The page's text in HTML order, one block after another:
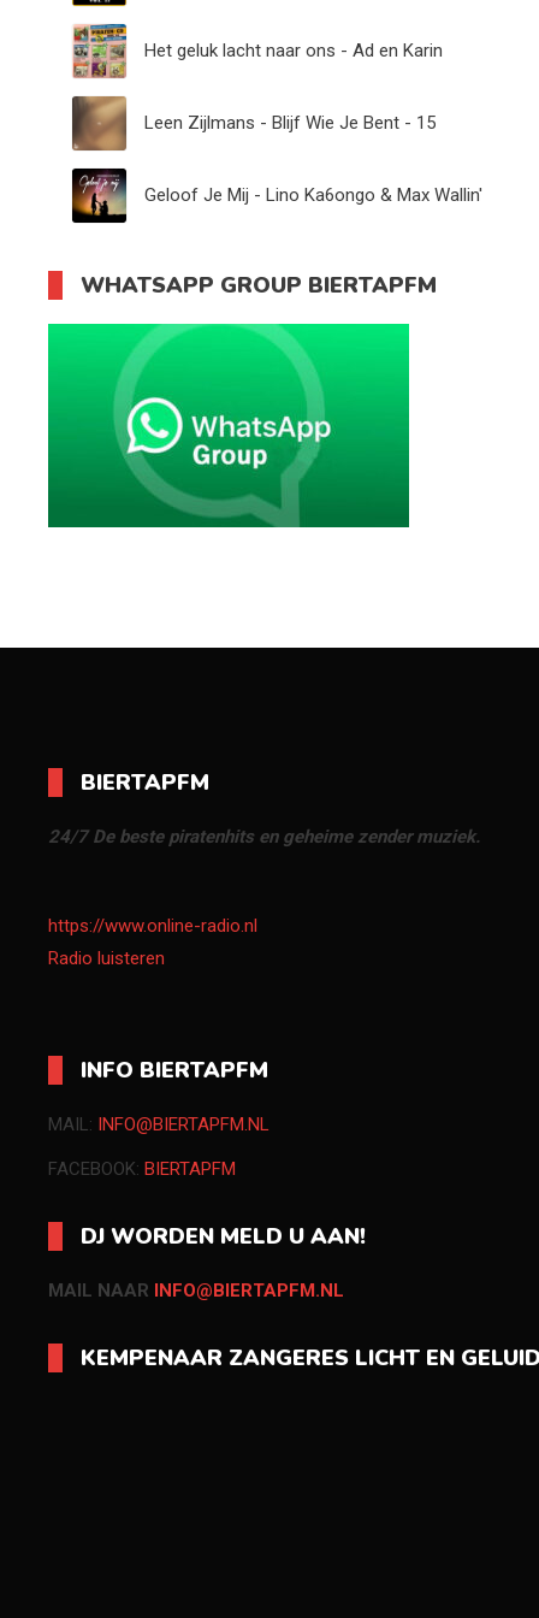
Het geluk lacht naar ons - Ad en Karin
Leen Zijlmans - Blijf Wie Je Bent - 15
Geloof Je Mij - Lino Ka6ongo & Max Wallin'
WHATSAPP GROUP BIERTAPFM
BIERTAPFM
24/7 De beste piratenhits en geheime zender muziek.
https://www.online-radio.nl
Radio luisteren
INFO BIERTAPFM
MAIL: INFO@BIERTAPFM.NL
FACEBOOK: BIERTAPFM
DJ WORDEN MELD U AAN!
MAIL NAAR INFO@BIERTAPFM.NL
KEMPENAAR ZANGERES LICHT EN